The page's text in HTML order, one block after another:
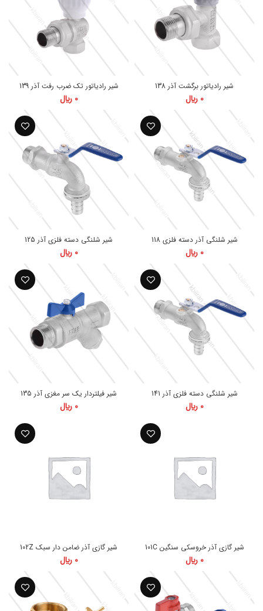
شیر رادیاتور برگشت آذر 138
0 ﷼
شیر رادیاتور تک ضرب رفت آذر 139
0 ﷼
شیر شلنگی آذر دسته فلزی 118
0 ﷼
شیر شلنگی دسته فلزی آذر 125
0 ﷼
شیر شلنگی دسته فلزی آذر 141
0 ﷼
شیر فیلتردار یک سر مغزی آذر 135
0 ﷼
شیر گازی آذر خروسکی سنگین 101C
0 ﷼
شیر گازی آذر ضامن دار سبک 102Z
0 ﷼